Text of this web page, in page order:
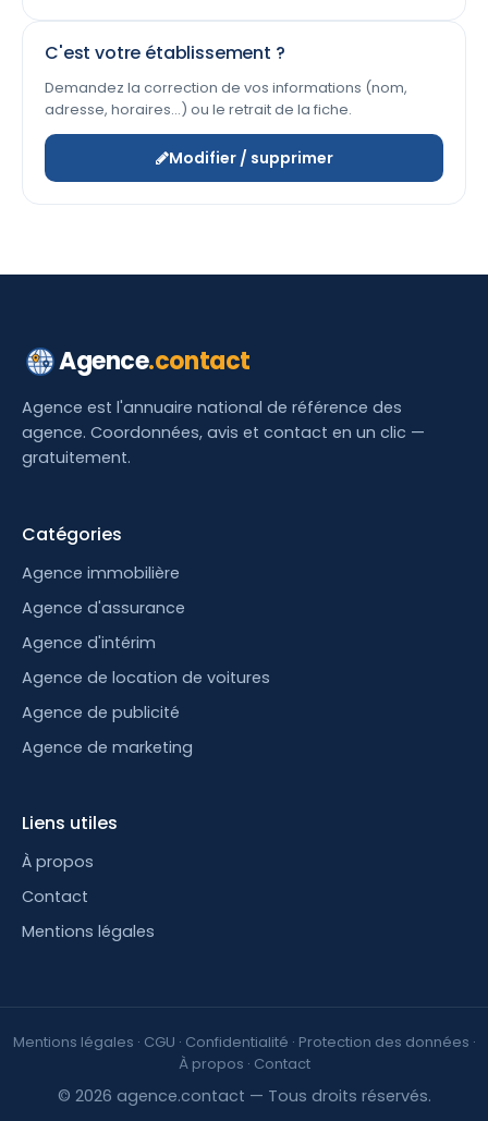
C'est votre établissement ?
Demandez la correction de vos informations (nom,
adresse, horaires…) ou le retrait de la fiche.
Modifier / supprimer
Agence.contact
Agence est l'annuaire national de référence des
agence. Coordonnées, avis et contact en un clic —
gratuitement.
Catégories
Agence immobilière
Agence d'assurance
Agence d'intérim
Agence de location de voitures
Agence de publicité
Agence de marketing
Liens utiles
À propos
Contact
Mentions légales
Mentions légales · CGU · Confidentialité · Protection des données ·
À propos · Contact
© 2026 agence.contact — Tous droits réservés.